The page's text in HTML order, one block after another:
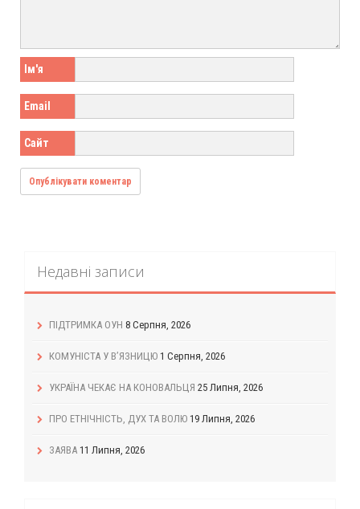
Ім'я
Email
Сайт
Недавні записи
ПІДТРИМКА ОУН 8 Серпня, 2026
КОМУНІСТА У В’ЯЗНИЦЮ 1 Серпня, 2026
УКРАЇНА ЧЕКАЄ НА КОНОВАЛЬЦЯ 25 Липня, 2026
ПРО ЕТНІЧНІСТЬ, ДУХ ТА ВОЛЮ 19 Липня, 2026
ЗАЯВА 11 Липня, 2026